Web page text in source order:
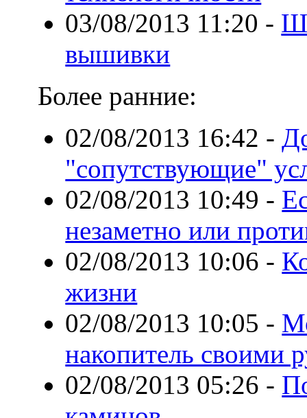
03/08/2013 11:20 -
вышивки
Более ранние:
02/08/2013 16:42 -
"сопутствующие"
02/08/2013 10:49 -
незаметно или
02/08/2013 10:06 -
жизни
02/08/2013 10:05 -
накопитель своими
02/08/2013 05:26 -